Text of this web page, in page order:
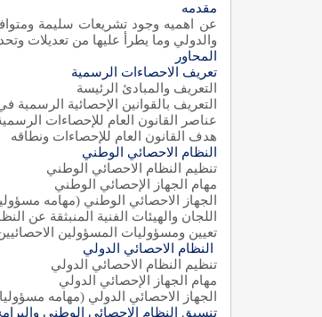
مقدمه
عن اهميه وجود تشريعات سليمة
والدولي وما يطرأ عليها من تعديلات
المحاور
تعريف الاحصاءات الرسمية
التعريف والمبادئ الرئيسة
التعريف بالقوانين الإحصائية الرسمية
عناصر القانون العام للإحصاءات
هدف القانون العام للإحصاءات ونطاقه
النظام الاحصائي الوطني
تنظيم النظام الاحصائي الوطني
مهام الجهاز الإحصائي الوطني
الجهاز الاحصائي الوطني (مهامه
اللجان والهيئات الفنية المنبثقة عن
تعيين ومسؤوليات المسؤولين
النظام الاحصائي الدولي
تنظيم النظام الاحصائي الدولي
مهام الجهاز الإحصائي الدولي
الجهاز الاحصائي الدولي (مهامه
تنسيق النظام الاحصائي الوطني